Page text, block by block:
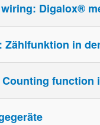
wiring: Digalox®
in
function